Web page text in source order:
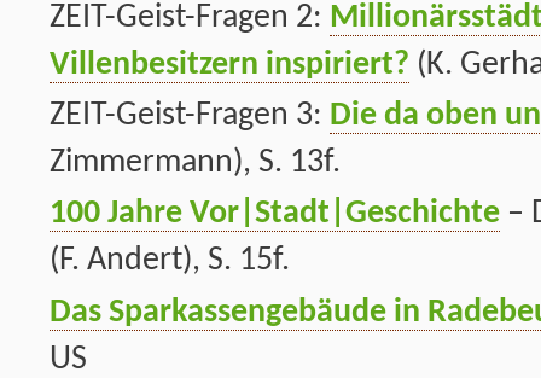
ZEIT-Geist-Fragen 2:
Villenbesitzern inspiriert? (K.
ZEIT-Geist-Fragen 3: Die da oben
Zimmermann), S. 13f.
100 Jahre Vor|Stadt|Geschichte –
(F. Andert), S. 15f.
Das Sparkassengebäude in
US